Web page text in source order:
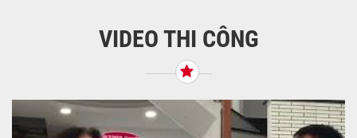
Tiếp nối sự tin tưởng từ quý khách hàng, vừa
qua Công Ty TNHH Thiết Kế Xây Dựng Sao
NHẬN CHÌA KHÓA – TRAO TỔ ẤM MỚI
TẠI PHƯỜNG AN LẠC
VIDEO THI CÔNG